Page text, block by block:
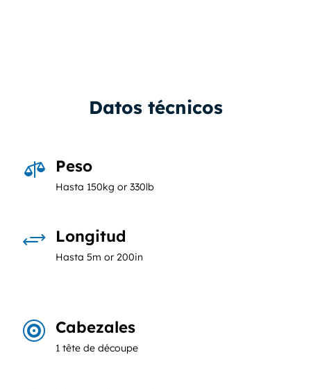
Datos técnicos
 Peso
Hasta 150kg or 330lb
+ Longitud
Hasta 5m or 200in
 Cabezales
1 tête de découpe